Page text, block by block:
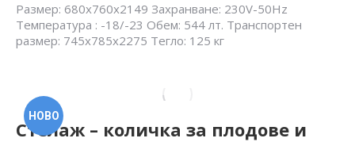
Размер: 680x760x2149 Захранване: 230V-50Hz
Температура : -18/-23 Обем: 544 лт. Транспортен
размер: 745x785x2275 Тегло: 125 кг
НОВО
Стелаж – количка за плодове и